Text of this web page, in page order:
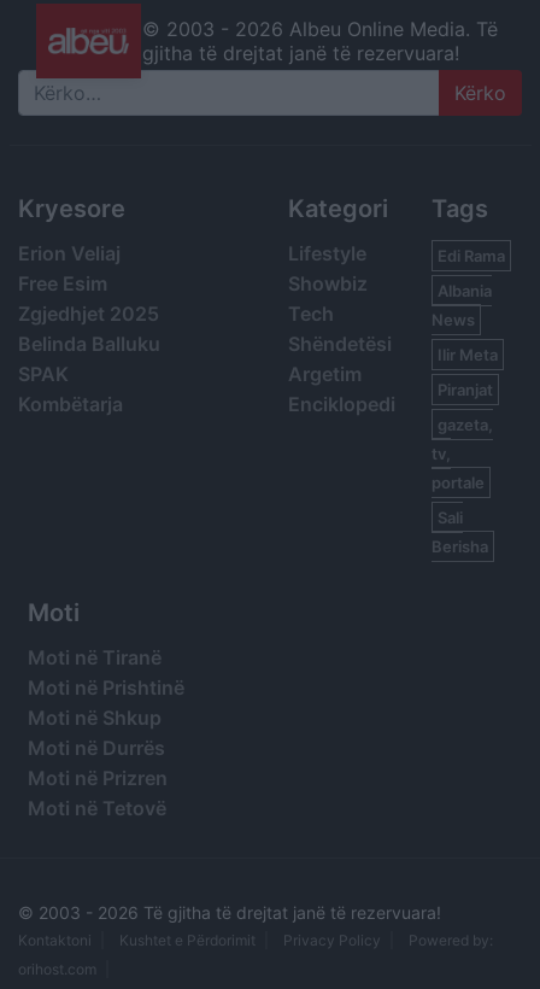
© 2003 - 2026 Albeu Online Media. Të
gjitha të drejtat janë të rezervuara!
Search
Kryesore
Erion Veliaj
Free Esim
Zgjedhjet 2025
Belinda Balluku
SPAK
Kombëtarja
Kategori
Lifestyle
Showbiz
Tech
Shëndetësi
Argetim
Enciklopedi
Tags
Edi Rama
Albania
News
Ilir Meta
Piranjat
gazeta,
tv,
portale
Sali
Berisha
Moti
Moti në Tiranë
Moti në Prishtinë
Moti në Shkup
Moti në Durrës
Moti në Prizren
Moti në Tetovë
© 2003 - 2026 Të gjitha të drejtat janë të rezervuara!
Kontaktoni Kushtet e Përdorimit Privacy Policy
Powered by:
orihost.com